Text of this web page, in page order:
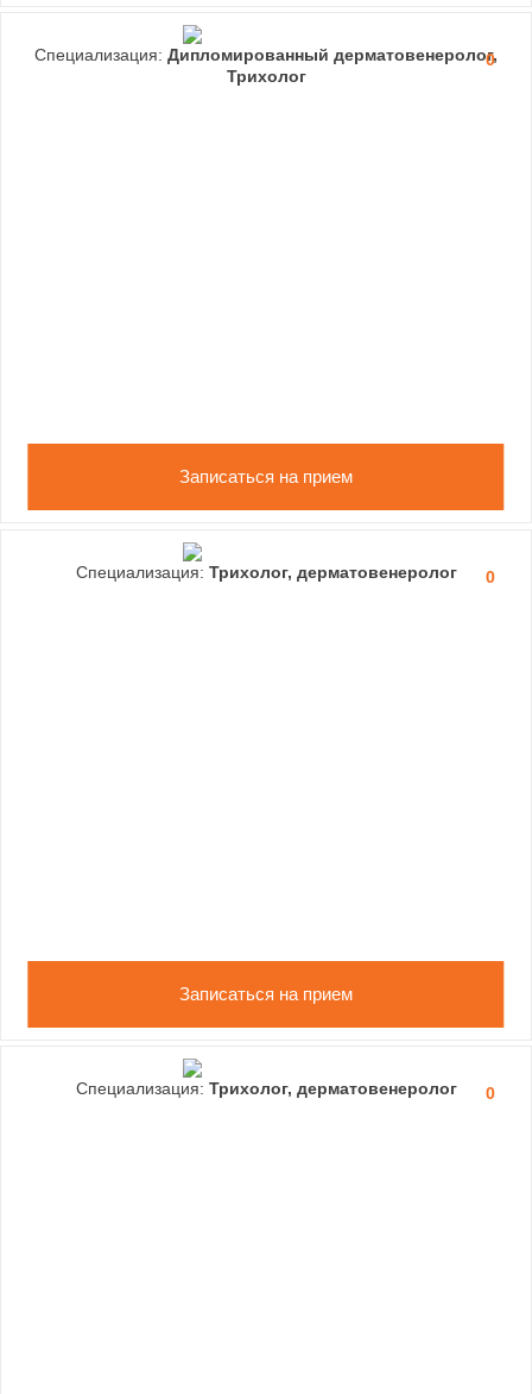
0
Специализация: Дипломированный дерматовенеролог,
Трихолог
Записаться на прием
0
Специализация: Трихолог, дерматовенеролог
Записаться на прием
0
Специализация: Трихолог, дерматовенеролог